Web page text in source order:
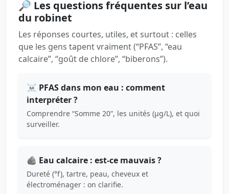
🔎 Les questions fréquentes sur l’eau
du robinet
Les réponses courtes, utiles, et surtout : celles
que les gens tapent vraiment (“PFAS”, “eau
calcaire”, “goût de chlore”, “biberons”).
☠️ PFAS dans mon eau : comment
interpréter ?
Comprendre “Somme 20”, les unités (µg/L), et quoi
surveiller.
🪨 Eau calcaire : est-ce mauvais ?
Dureté (°f), tartre, peau, cheveux et
électroménager : on clarifie.